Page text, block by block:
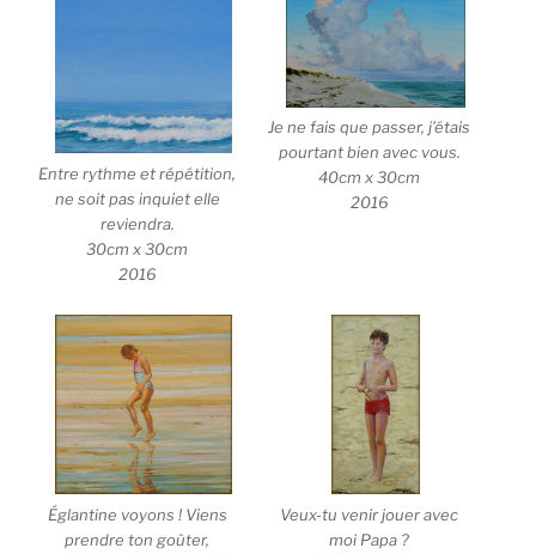
Entre rythme et répétition,
ne soit pas inquiet elle
reviendra.
30cm x 30cm
2016
Je ne fais que passer, j’étais
pourtant bien avec vous.
40cm x 30cm
2016
Églantine voyons ! Viens
prendre ton goûter,
Veux-tu venir jouer avec
moi Papa ?